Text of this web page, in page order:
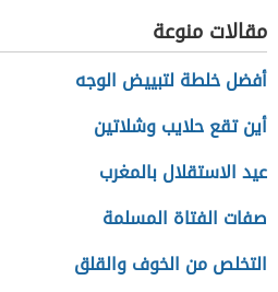
مقالات منوعة
أفضل خلطة لتبييض الوجه
أين تقع حلايب وشلاتين
عيد الاستقلال بالمغرب
صفات الفتاة المسلمة
التخلص من الخوف والقلق